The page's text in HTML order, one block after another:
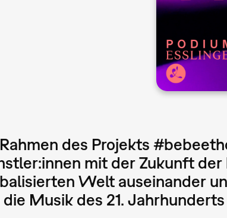
des Projekts
mit der Zukunft
Welt auseinander
die Musik des 21.